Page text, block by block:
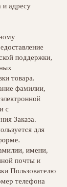
и адресу
поддержки,
товара.
фамилии,
с
Заказа.
для
имени,
почты и
Пользователю
телефона